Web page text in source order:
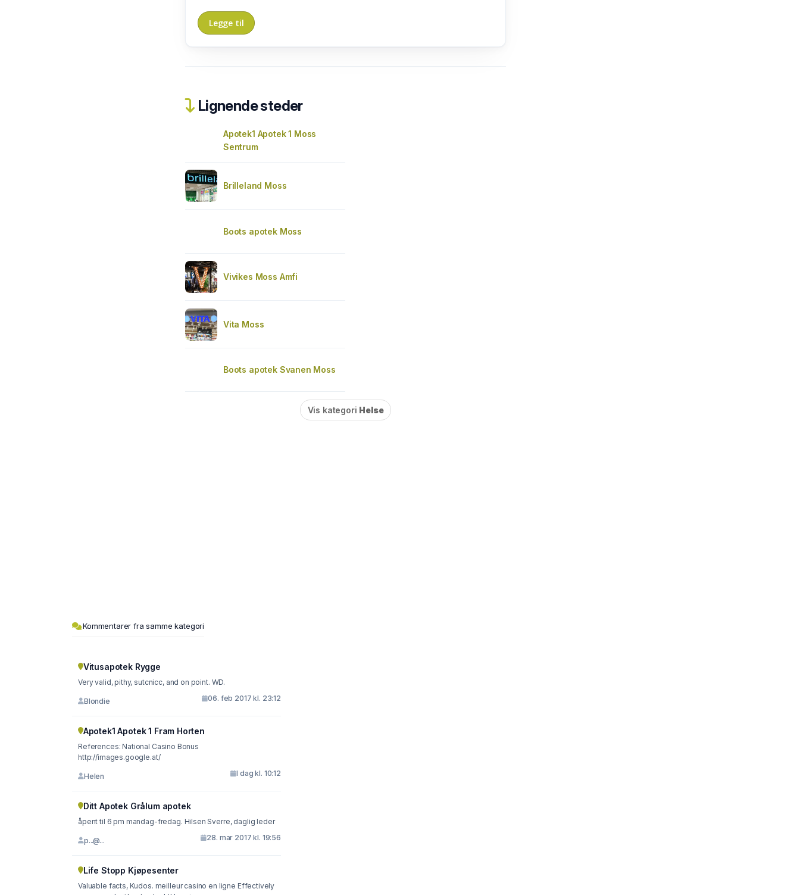
Lignende steder
Apotek1 Apotek 1 Moss
Sentrum
Brilleland Moss
Boots apotek Moss
Vivikes Moss Amfi
Vita Moss
Boots apotek Svanen Moss
Vis kategori Helse
Kommentarer fra samme kategori
Vitusapotek Rygge
Very valid, pithy, sutcnicc, and on point. WD.
Blondie 06. feb 2017 kl. 23:12
Apotek1 Apotek 1 Fram Horten
References: National Casino Bonus
http://images.google.at/
Helen I dag kl. 10:12
Ditt Apotek Grålum apotek
åpent til 6 pm mandag-fredag. Hilsen Sverre, daglig leder
p...@... 28. mar 2017 kl. 19:56
Life Stopp Kjøpesenter
Valuable facts, Kudos. meilleur casino en ligne Effectively